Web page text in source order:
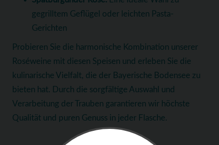
gegrilltem Geflügel oder leichten Pasta-
Gerichten
Probieren Sie die harmonische Kombination unserer
Roséweine mit diesen Speisen und erleben Sie die
kulinarische Vielfalt, die der Bayerische Bodensee zu
bieten hat. Durch die sorgfältige Auswahl und
Verarbeitung der Trauben garantieren wir höchste
Qualität und puren Genuss in jeder Flasche.